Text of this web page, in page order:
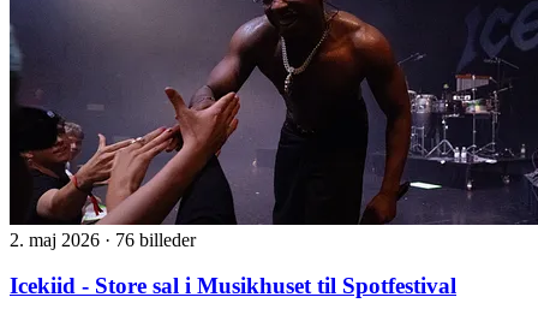
2. maj 2026 · 76 billeder
Icekiid - Store sal i Musikhuset til Spotfestival